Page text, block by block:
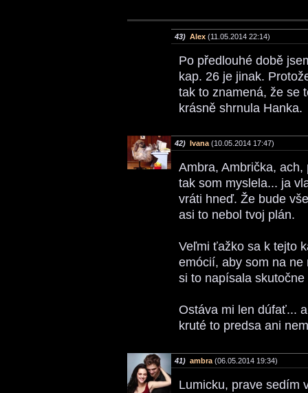
43) Alex (11.05.2014 22:14)
Po předlouhé době
kap. 26 je jinak.
tak to znamená, že se
krásně shrnula Hanka.
42) Ivana (10.05.2014 17:47)
Ambra, Ambrička,
tak som myslela... ja
vráti hneď. Že bude
asi to nebol tvoj plán.
Veľmi ťažko sa k tejto
emócií, aby som na ne
si to napísala
Ostáva mi len dúfať...
kruté to predsa ani
41) ambra (06.05.2014 19:34)
Lumicku, prave sedím